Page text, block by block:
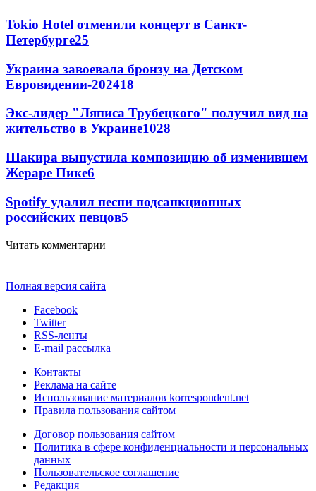
Tokio Hotel отменили концерт в Санкт-
Петербурге25
Украина завоевала бронзу на Детском
Евровидении-202418
Экс-лидер "Ляписа Трубецкого" получил вид на
жительство в Украине1028
Шакира выпустила композицию об изменившем
Жераре Пике6
Spotify удалил песни подсанкционных
российских певцов5
Читать комментарии
Полная версия сайта
Facebook
Twitter
RSS-ленты
E-mail рассылка
Контакты
Реклама на сайте
Использование материалов korrespondent.net
Правила пользования сайтом
Договор пользования сайтом
Политика в сфере конфиденциальности и персональных
данных
Пользовательское соглашение
Редакция